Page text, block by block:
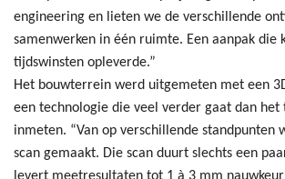
engineering en lieten we de verschillende
samenwerken in één ruimte. Een aanpak die
tijdswinsten opleverde.”
Het bouwterrein werd uitgemeten met een
een technologie die veel verder gaat dan het
inmeten. “Van op verschillende standpunten
scan gemaakt. Die scan duurt slechts een